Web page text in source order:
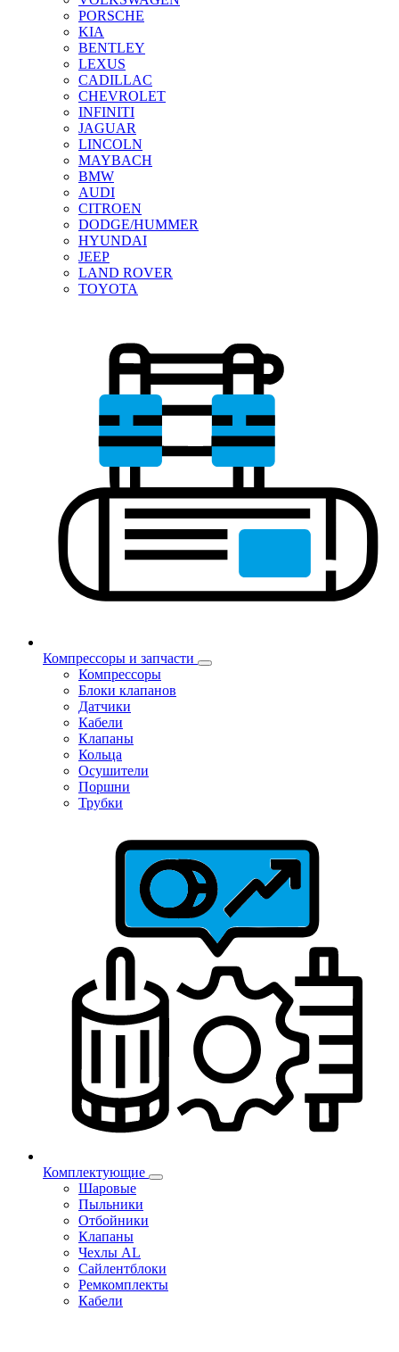
PORSCHE
KIA
BENTLEY
LEXUS
CADILLAC
CHEVROLET
INFINITI
JAGUAR
LINCOLN
MAYBACH
BMW
AUDI
CITROEN
DODGE/HUMMER
HYUNDAI
JEEP
LAND ROVER
TOYOTA
Компрессоры и запчасти
Компрессоры
Блоки клапанов
Датчики
Кабели
Клапаны
Кольца
Осушители
Поршни
Трубки
Комплектующие
Шаровые
Пыльники
Отбойники
Клапаны
Чехлы AL
Сайлентблоки
Ремкомплекты
Кабели